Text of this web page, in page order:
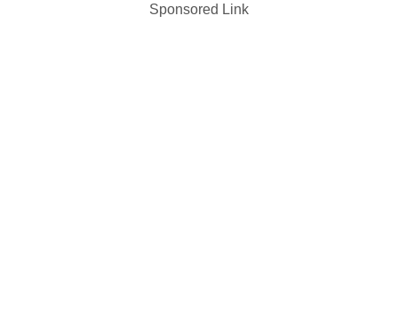
Sponsored Link